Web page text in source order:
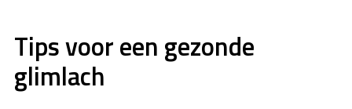
Tips voor een gezonde
glimlach